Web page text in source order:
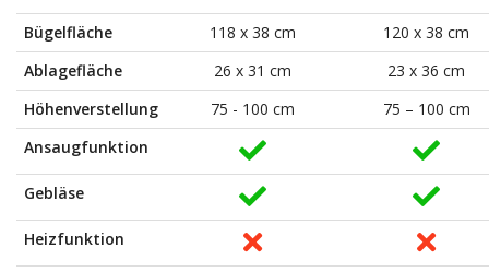
Bügelfläche
118 x 38 cm
120 x 38 cm
Ablagefläche
26 x 31 cm
23 x 36 cm
Höhenverstellung
75 - 100 cm
75 – 100 cm
Ansaugfunktion
Gebläse
Heizfunktion